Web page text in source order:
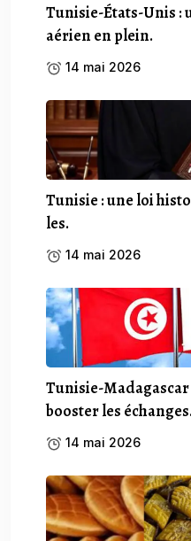
Tunisie-États-Unis
aérien en plein.
14 mai 2026
Tunisie : une loi
les.
14 mai 2026
Tunisie-
booster les échanges.
14 mai 2026